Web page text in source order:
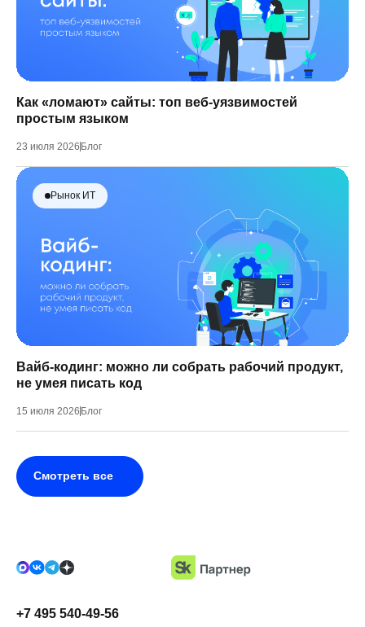
Как «ломают» сайты: топ веб-уязвимостей
простым языком
23 июля 2026 Блог
Рынок ИТ
Вайб-кодинг: можно ли собрать рабочий продукт,
не умея писать код
15 июля 2026 Блог
Смотреть все
+7 495 540-49-56